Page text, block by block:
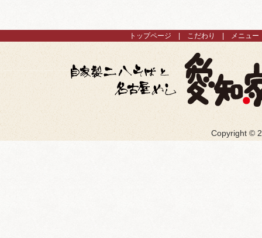
トップページ こだわり メニュー
Copyright ©